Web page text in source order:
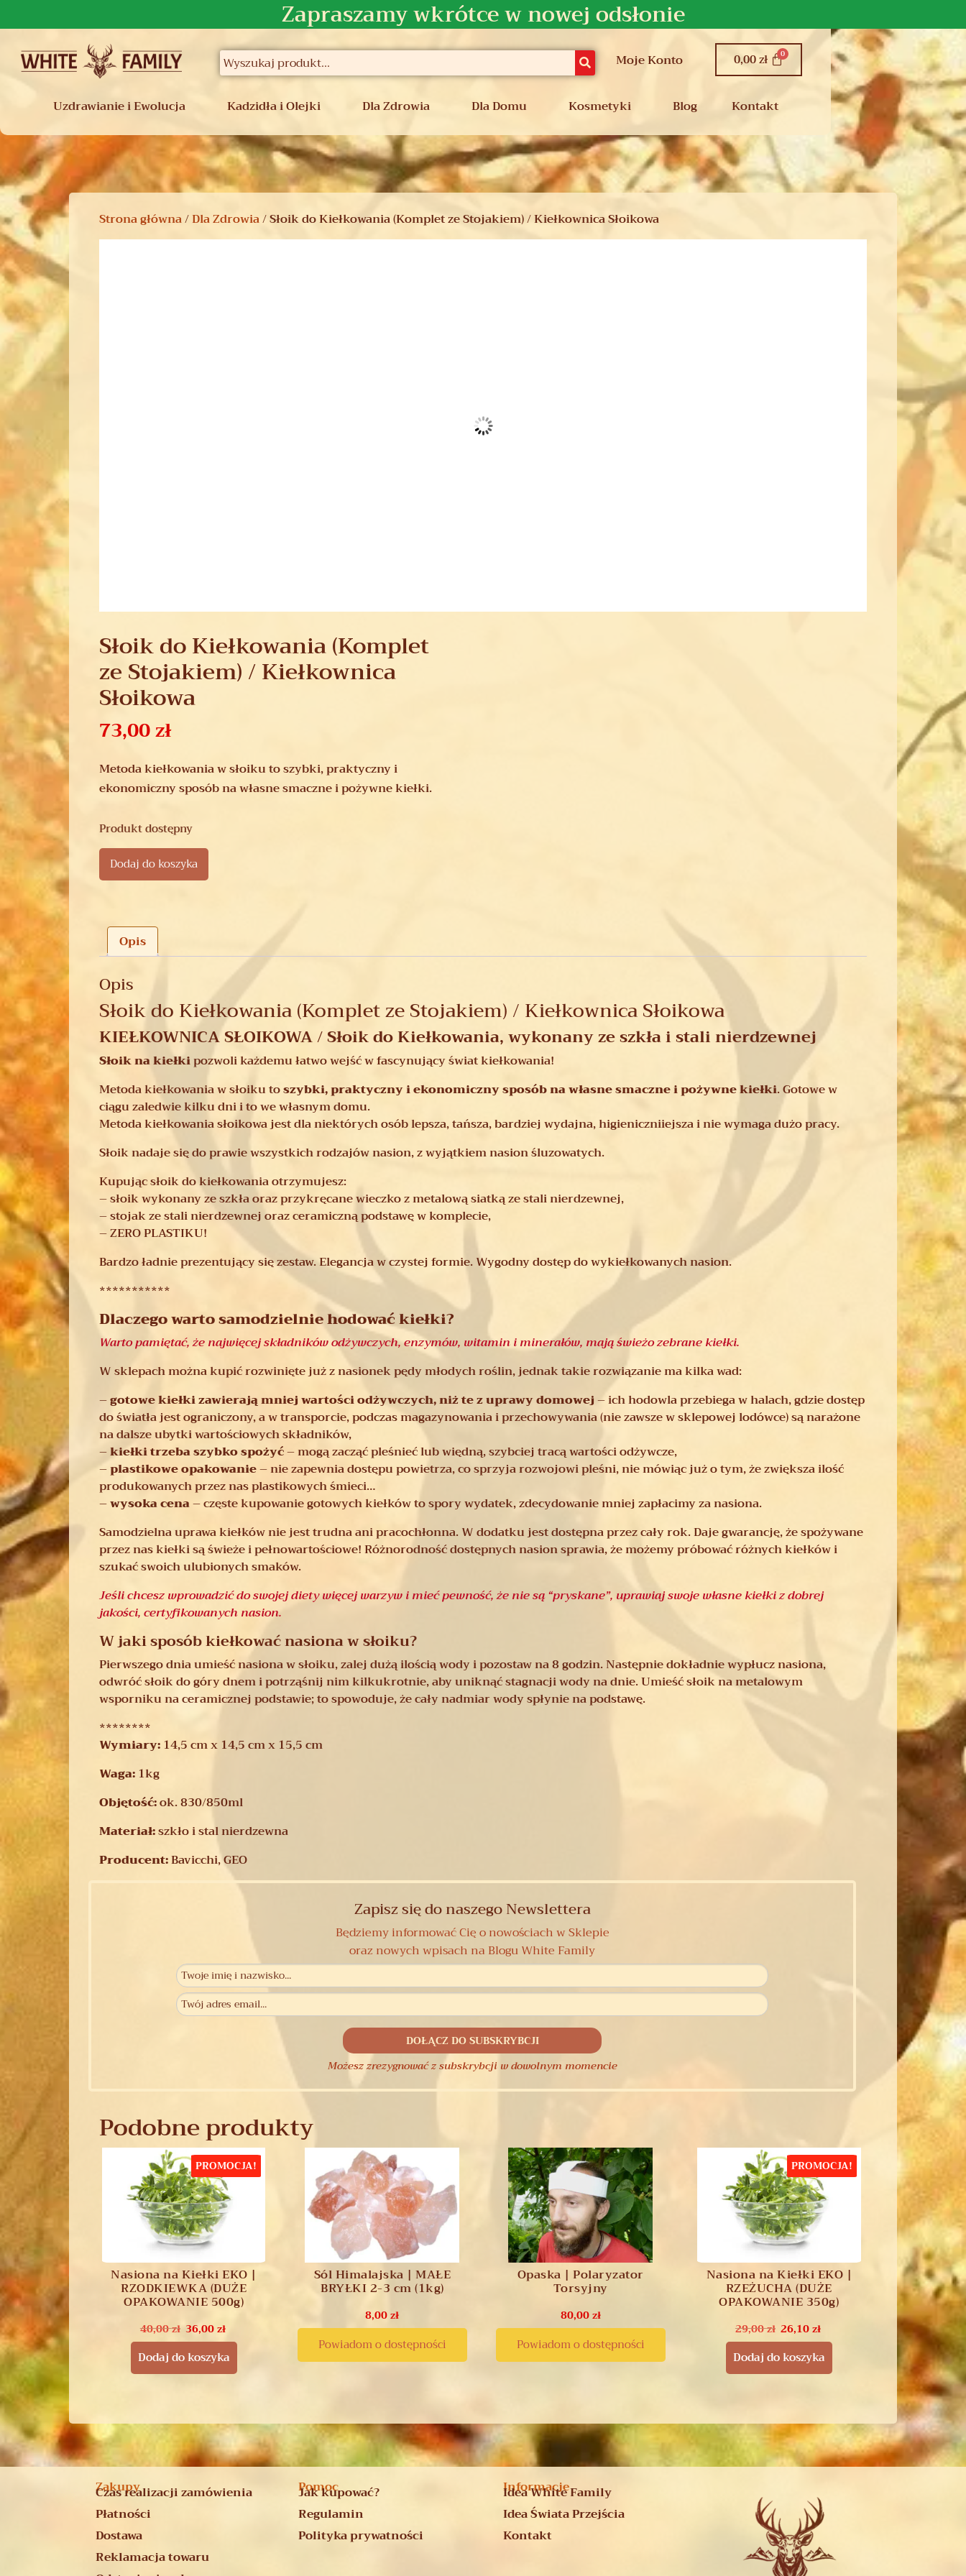
Zapraszamy wkrótce w nowej odsłonie
Moje Konto 0,00zł
Uzdrawianie i Ewolucja Kadzidła i Olejki Dla Zdrowia Dla Domu Kosmetyki Blog Kontakt
Strona główna/Dla Zdrowia/ Słoik do Kiełkowania (Komplet ze Stojakiem) / Kiełkownica Słoikowa
Słoik do Kiełkowania (Komplet
ze Stojakiem) / Kiełkownica
Słoikowa
73,00zł
Metoda kiełkowania w słoiku to szybki, praktyczny i
ekonomiczny sposób na własne smaczne i pożywne kiełki.
Produkt dostępny
Dodaj do koszyka
Opis
Opis
Słoik do Kiełkowania (Komplet ze Stojakiem) / Kiełkownica Słoikowa
KIEŁKOWNICA SŁOIKOWA / Słoik do Kiełkowania, wykonany ze szkła i stali nierdzewnej
Słoik na kiełkipozwoli każdemu łatwo wejść w fascynujący świat kiełkowania!
Metoda kiełkowania w słoiku toszybki, praktyczny i ekonomiczny sposób na własne smaczne i pożywne kiełki. Gotowe w
ciągu zaledwie kilku dni i to we własnym domu.
Metoda kiełkowania słoikowa jest dla niektórych osób lepsza, tańsza, bardziej wydajna, higieniczniiejsza i nie wymaga dużo pracy.
Słoik nadaje się do prawie wszystkich rodzajów nasion, z wyjątkiem nasion śluzowatych.
Kupując słoik do kiełkowania otrzymujesz:
– słoik wykonany ze szkła oraz przykręcane wieczko z metalową siatką ze stali nierdzewnej,
– stojak ze stali nierdzewnej oraz ceramiczną podstawę w komplecie,
– ZERO PLASTIKU!
Bardzo ładnie prezentujący się zestaw. Elegancja w czystej formie. Wygodny dostęp do wykiełkowanych nasion.
***********
Dlaczego warto samodzielnie hodować kiełki?
Warto pamiętać, że najwięcej składników odżywczych, enzymów, witamin i minerałów, mają świeżo zebrane kiełki.
W sklepach można kupić rozwinięte już z nasionek pędy młodych roślin, jednak takie rozwiązanie ma kilka wad:
–gotowe kiełki zawierają mniej wartości odżywczych, niż te z uprawy domowej– ich hodowla przebiega w halach, gdzie dostęp
do światła jest ograniczony, a w transporcie, podczas magazynowania i przechowywania (nie zawsze w sklepowej lodówce) są narażone
na dalsze ubytki wartościowych składników,
–kiełki trzeba szybko spożyć– mogą zacząć pleśnieć lub więdną, szybciej tracą wartości odżywcze,
–plastikowe opakowanie– nie zapewnia dostępu powietrza, co sprzyja rozwojowi pleśni, nie mówiąc już o tym, że zwiększa ilość
produkowanych przez nas plastikowych śmieci…
–wysoka cena– częste kupowanie gotowych kiełków to spory wydatek, zdecydowanie mniej zapłacimy za nasiona.
Samodzielna uprawa kiełków nie jest trudna ani pracochłonna. W dodatku jest dostępna przez cały rok. Daje gwarancję, że spożywane
przez nas kiełki są świeże i pełnowartościowe! Różnorodność dostępnych nasion sprawia, że możemy próbować różnych kiełków i
szukać swoich ulubionych smaków.
Jeśli chcesz wprowadzić do swojej diety więcej warzyw i mieć pewność, że nie są “pryskane”, uprawiaj swoje własne kiełki z dobrej
jakości, certyfikowanych nasion.
W jaki sposób kiełkować nasiona w słoiku?
Pierwszego dnia umieść nasiona w słoiku, zalej dużą ilością wody i pozostaw na 8 godzin. Następnie dokładnie wypłucz nasiona,
odwróć słoik do góry dnem i potrząśnij nim kilkukrotnie, aby uniknąć stagnacji wody na dnie. Umieść słoik na metalowym
wsporniku na ceramicznej podstawie; to spowoduje, że cały nadmiar wody spłynie na podstawę.
********
Wymiary: 14,5 cm x 14,5 cm x 15,5 cm
Waga: 1kg
Objętość:ok. 830/850ml
Materiał:szkło i stal nierdzewna
Producent:Bavicchi, GEO
Zapisz się do naszego Newslettera
Będziemy informować Cię o nowościach w Sklepie
oraz nowych wpisach na Blogu White Family
Możesz zrezygnować z subskrybcji w dowolnym momencie
Podobne produkty
PROMOCJA!
Nasiona na Kiełki EKO |
RZODKIEWKA (DUŻE
OPAKOWANIE 500g)
40,00zł 36,00zł
Dodaj do koszyka
Sól Himalajska | MAŁE
BRYŁKI 2-3 cm (1kg)
8,00zł
Powiadom o dostępności
Opaska | Polaryzator
Torsyjny
80,00zł
Powiadom o dostępności
PROMOCJA!
Nasiona na Kiełki EKO |
RZEŻUCHA (DUŻE
OPAKOWANIE 350g)
29,00zł 26,10zł
Dodaj do koszyka
Zakupy
Czas realizacji zamówienia
Płatności
Dostawa
Reklamacja towaru
Pomoc
Jak kupować?
Regulamin
Polityka prywatności
Informacje
Idea White Family
Idea Świata Przejścia
Kontakt